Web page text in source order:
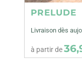
PRELUDE
Livraison dès
à partir de